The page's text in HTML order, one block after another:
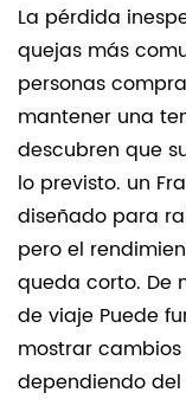
La pérdida
quejas más
personas
mantener una
descubren que
lo previsto. un
diseñado para
pero el
queda corto. De
de viaje Puede
mostrar
dependiendo